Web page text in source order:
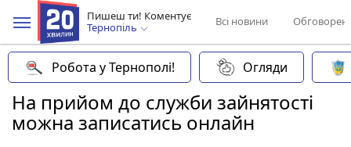
Пишеш ти! Коментує
Тернопіль
Всі новини
Робота у Тернополі! Огляди
На прийом до служби зайнятості
можна записатись онлайн